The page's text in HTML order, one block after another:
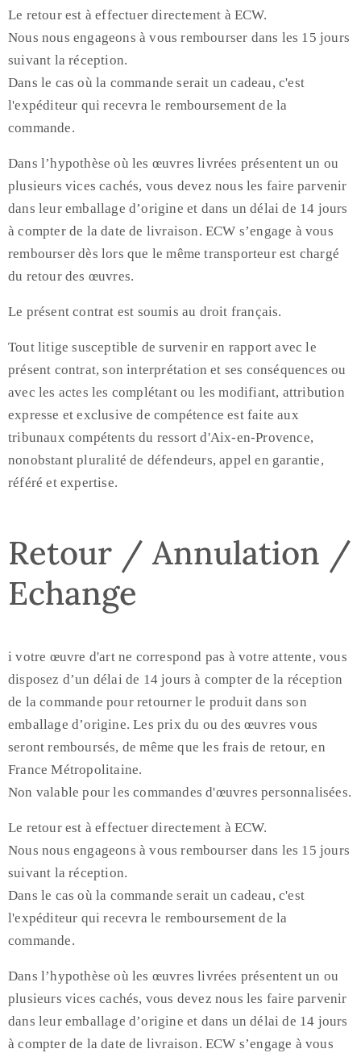
Le retour est à effectuer directement à ECW.
Nous nous engageons à vous rembourser dans les 15 jours
suivant la réception.
Dans le cas où la commande serait un cadeau, c'est
l'expéditeur qui recevra le remboursement de la
commande.
Dans l’hypothèse où les œuvres livrées présentent un ou
plusieurs vices cachés, vous devez nous les faire parvenir
dans leur emballage d’origine et dans un délai de 14 jours
à compter de la date de livraison. ECW s’engage à vous
rembourser dès lors que le même transporteur est chargé
du retour des œuvres.
Le présent contrat est soumis au droit français.
Tout litige susceptible de survenir en rapport avec le
présent contrat, son interprétation et ses conséquences ou
avec les actes les complétant ou les modifiant, attribution
expresse et exclusive de compétence est faite aux
tribunaux compétents du ressort d'Aix-en-Provence,
nonobstant pluralité de défendeurs, appel en garantie,
référé et expertise.
Retour / Annulation /
Echange
i votre œuvre d'art ne correspond pas à votre attente, vous
disposez d’un délai de 14 jours à compter de la réception
de la commande pour retourner le produit dans son
emballage d’origine. Les prix du ou des œuvres vous
seront remboursés, de même que les frais de retour, en
France Métropolitaine.
Non valable pour les commandes d'œuvres personnalisées.
Le retour est à effectuer directement à ECW.
Nous nous engageons à vous rembourser dans les 15 jours
suivant la réception.
Dans le cas où la commande serait un cadeau, c'est
l'expéditeur qui recevra le remboursement de la
commande.
Dans l’hypothèse où les œuvres livrées présentent un ou
plusieurs vices cachés, vous devez nous les faire parvenir
dans leur emballage d’origine et dans un délai de 14 jours
à compter de la date de livraison. ECW s’engage à vous